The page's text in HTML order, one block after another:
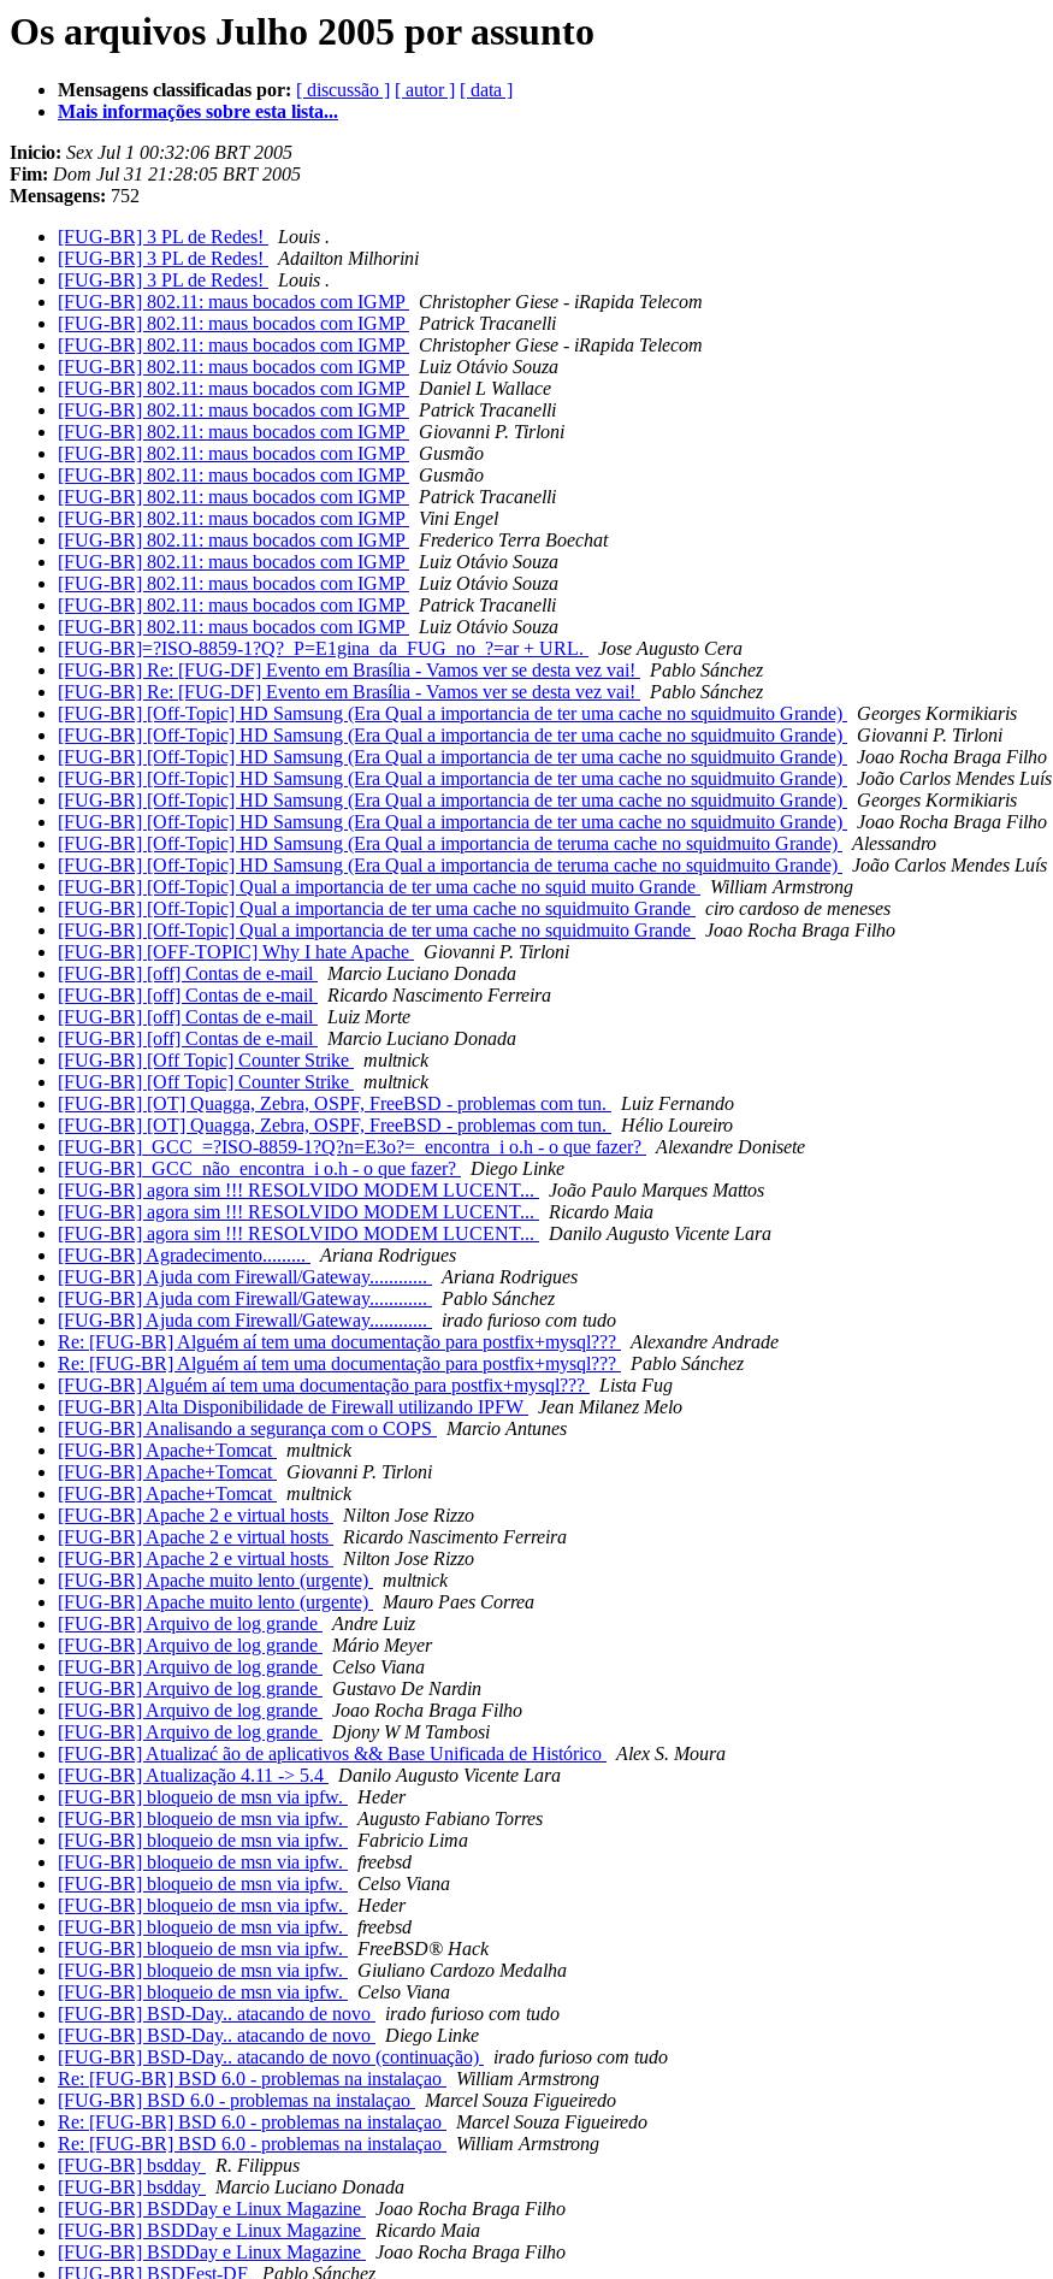
Os arquivos Julho 2005 por assunto
Mensagens classificadas por: [ discussão ] [ autor ] [ data ]
Mais informações sobre esta lista...
Inicio: Sex Jul 1 00:32:06 BRT 2005
Fim: Dom Jul 31 21:28:05 BRT 2005
Mensagens: 752
[FUG-BR] 3 PL de Redes!
Louis .
[FUG-BR] 3 PL de Redes!
Adailton Milhorini
[FUG-BR] 3 PL de Redes!
Louis .
[FUG-BR] 802.11: maus bocados com IGMP
Christopher Giese - iRapida Telecom
[FUG-BR] 802.11: maus bocados com IGMP
Patrick Tracanelli
[FUG-BR] 802.11: maus bocados com IGMP
Christopher Giese - iRapida Telecom
[FUG-BR] 802.11: maus bocados com IGMP
Luiz Otávio Souza
[FUG-BR] 802.11: maus bocados com IGMP
Daniel L Wallace
[FUG-BR] 802.11: maus bocados com IGMP
Patrick Tracanelli
[FUG-BR] 802.11: maus bocados com IGMP
Giovanni P. Tirloni
[FUG-BR] 802.11: maus bocados com IGMP
Gusmão
[FUG-BR] 802.11: maus bocados com IGMP
Gusmão
[FUG-BR] 802.11: maus bocados com IGMP
Patrick Tracanelli
[FUG-BR] 802.11: maus bocados com IGMP
Vini Engel
[FUG-BR] 802.11: maus bocados com IGMP
Frederico Terra Boechat
[FUG-BR] 802.11: maus bocados com IGMP
Luiz Otávio Souza
[FUG-BR] 802.11: maus bocados com IGMP
Luiz Otávio Souza
[FUG-BR] 802.11: maus bocados com IGMP
Patrick Tracanelli
[FUG-BR] 802.11: maus bocados com IGMP
Luiz Otávio Souza
[FUG-BR]=?ISO-8859-1?Q?_P=E1gina_da_FUG_no_?=ar + URL.
Jose Augusto Cera
[FUG-BR] Re: [FUG-DF] Evento em Brasília - Vamos ver se desta vez vai!
Pablo Sánchez
[FUG-BR] Re: [FUG-DF] Evento em Brasília - Vamos ver se desta vez vai!
Pablo Sánchez
[FUG-BR] [Off-Topic] HD Samsung (Era Qual a importancia de ter uma cache no squidmuito Grande)
Georges Kormikiaris
[FUG-BR] [Off-Topic] HD Samsung (Era Qual a importancia de ter uma cache no squidmuito Grande)
Giovanni P. Tirloni
[FUG-BR] [Off-Topic] HD Samsung (Era Qual a importancia de ter uma cache no squidmuito Grande)
Joao Rocha Braga Filho
[FUG-BR] [Off-Topic] HD Samsung (Era Qual a importancia de ter uma cache no squidmuito Grande)
João Carlos Mendes Luís
[FUG-BR] [Off-Topic] HD Samsung (Era Qual a importancia de ter uma cache no squidmuito Grande)
Georges Kormikiaris
[FUG-BR] [Off-Topic] HD Samsung (Era Qual a importancia de ter uma cache no squidmuito Grande)
Joao Rocha Braga Filho
[FUG-BR] [Off-Topic] HD Samsung (Era Qual a importancia de teruma cache no squidmuito Grande)
Alessandro
[FUG-BR] [Off-Topic] HD Samsung (Era Qual a importancia de teruma cache no squidmuito Grande)
João Carlos Mendes Luís
[FUG-BR] [Off-Topic] Qual a importancia de ter uma cache no squid muito Grande
William Armstrong
[FUG-BR] [Off-Topic] Qual a importancia de ter uma cache no squidmuito Grande
ciro cardoso de meneses
[FUG-BR] [Off-Topic] Qual a importancia de ter uma cache no squidmuito Grande
Joao Rocha Braga Filho
[FUG-BR] [OFF-TOPIC] Why I hate Apache
Giovanni P. Tirloni
[FUG-BR] [off] Contas de e-mail
Marcio Luciano Donada
[FUG-BR] [off] Contas de e-mail
Ricardo Nascimento Ferreira
[FUG-BR] [off] Contas de e-mail
Luiz Morte
[FUG-BR] [off] Contas de e-mail
Marcio Luciano Donada
[FUG-BR] [Off Topic] Counter Strike
multnick
[FUG-BR] [Off Topic] Counter Strike
multnick
[FUG-BR] [OT] Quagga, Zebra, OSPF, FreeBSD - problemas com tun.
Luiz Fernando
[FUG-BR] [OT] Quagga, Zebra, OSPF, FreeBSD - problemas com tun.
Hélio Loureiro
[FUG-BR]_GCC_=?ISO-8859-1?Q?n=E3o?=_encontra_i o.h - o que fazer?
Alexandre Donisete
[FUG-BR]_GCC_não_encontra_i o.h - o que fazer?
Diego Linke
[FUG-BR] agora sim !!! RESOLVIDO MODEM LUCENT...
João Paulo Marques Mattos
[FUG-BR] agora sim !!! RESOLVIDO MODEM LUCENT...
Ricardo Maia
[FUG-BR] agora sim !!! RESOLVIDO MODEM LUCENT...
Danilo Augusto Vicente Lara
[FUG-BR] Agradecimento.........
Ariana Rodrigues
[FUG-BR] Ajuda com Firewall/Gateway............
Ariana Rodrigues
[FUG-BR] Ajuda com Firewall/Gateway............
Pablo Sánchez
[FUG-BR] Ajuda com Firewall/Gateway............
irado furioso com tudo
Re: [FUG-BR] Alguém aí tem uma documentação para postfix+mysql???
Alexandre Andrade
Re: [FUG-BR] Alguém aí tem uma documentação para postfix+mysql???
Pablo Sánchez
[FUG-BR] Alguém aí tem uma documentação para postfix+mysql???
Lista Fug
[FUG-BR] Alta Disponibilidade de Firewall utilizando IPFW
Jean Milanez Melo
[FUG-BR] Analisando a segurança com o COPS
Marcio Antunes
[FUG-BR] Apache+Tomcat
multnick
[FUG-BR] Apache+Tomcat
Giovanni P. Tirloni
[FUG-BR] Apache+Tomcat
multnick
[FUG-BR] Apache 2 e virtual hosts
Nilton Jose Rizzo
[FUG-BR] Apache 2 e virtual hosts
Ricardo Nascimento Ferreira
[FUG-BR] Apache 2 e virtual hosts
Nilton Jose Rizzo
[FUG-BR] Apache muito lento (urgente)
multnick
[FUG-BR] Apache muito lento (urgente)
Mauro Paes Correa
[FUG-BR] Arquivo de log grande
Andre Luiz
[FUG-BR] Arquivo de log grande
Mário Meyer
[FUG-BR] Arquivo de log grande
Celso Viana
[FUG-BR] Arquivo de log grande
Gustavo De Nardin
[FUG-BR] Arquivo de log grande
Joao Rocha Braga Filho
[FUG-BR] Arquivo de log grande
Djony W M Tambosi
[FUG-BR] Atualizać ão de aplicativos && Base Unificada de Histórico
Alex S. Moura
[FUG-BR] Atualização 4.11 -> 5.4
Danilo Augusto Vicente Lara
[FUG-BR] bloqueio de msn via ipfw.
Heder
[FUG-BR] bloqueio de msn via ipfw.
Augusto Fabiano Torres
[FUG-BR] bloqueio de msn via ipfw.
Fabricio Lima
[FUG-BR] bloqueio de msn via ipfw.
freebsd
[FUG-BR] bloqueio de msn via ipfw.
Celso Viana
[FUG-BR] bloqueio de msn via ipfw.
Heder
[FUG-BR] bloqueio de msn via ipfw.
freebsd
[FUG-BR] bloqueio de msn via ipfw.
FreeBSD® Hack
[FUG-BR] bloqueio de msn via ipfw.
Giuliano Cardozo Medalha
[FUG-BR] bloqueio de msn via ipfw.
Celso Viana
[FUG-BR] BSD-Day.. atacando de novo
irado furioso com tudo
[FUG-BR] BSD-Day.. atacando de novo
Diego Linke
[FUG-BR] BSD-Day.. atacando de novo (continuação)
irado furioso com tudo
Re: [FUG-BR] BSD 6.0 - problemas na instalaçao
William Armstrong
[FUG-BR] BSD 6.0 - problemas na instalaçao
Marcel Souza Figueiredo
Re: [FUG-BR] BSD 6.0 - problemas na instalaçao
Marcel Souza Figueiredo
Re: [FUG-BR] BSD 6.0 - problemas na instalaçao
William Armstrong
[FUG-BR] bsdday
R. Filippus
[FUG-BR] bsdday
Marcio Luciano Donada
[FUG-BR] BSDDay e Linux Magazine
Joao Rocha Braga Filho
[FUG-BR] BSDDay e Linux Magazine
Ricardo Maia
[FUG-BR] BSDDay e Linux Magazine
Joao Rocha Braga Filho
[FUG-BR] BSDFest-DF
Pablo Sánchez